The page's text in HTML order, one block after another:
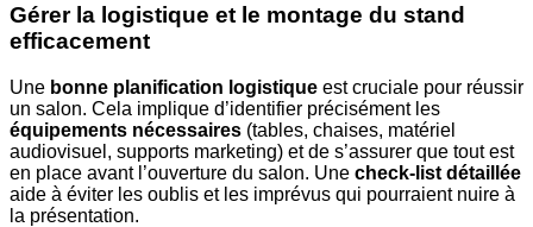
Gérer la logistique et le montage du stand
efficacement
Une bonne planification logistique est cruciale pour réussir
un salon. Cela implique d’identifier précisément les
équipements nécessaires (tables, chaises, matériel
audiovisuel, supports marketing) et de s’assurer que tout est
en place avant l’ouverture du salon. Une check-list détaillée
aide à éviter les oublis et les imprévus qui pourraient nuire à
la présentation.